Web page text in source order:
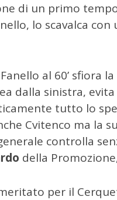
di un primo
lo scavalca
al 60’ sfiora
dalla sinistra,
tutto lo
Cvitenco ma la
controlla
della
per il